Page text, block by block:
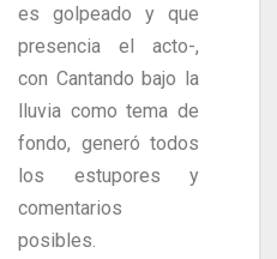
es golpeado y que
presencia el acto-,
con Cantando bajo la
lluvia como tema de
fondo, generó todos
los estupores y
comentarios
posibles.